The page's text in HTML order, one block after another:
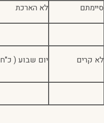
סיימתם
לא הארכת
לא קרים יום שבוע ( כ"ח